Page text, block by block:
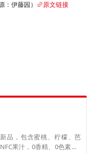
伊藤园）
原文链接
品，包含蜜桃、柠檬、芭
果汁，0香精、0色素、0